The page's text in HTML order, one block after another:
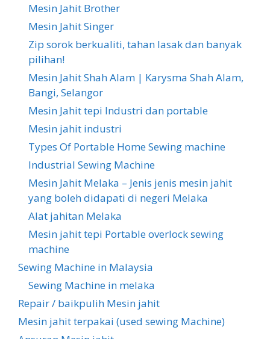
Mesin Jahit Brother
Mesin Jahit Singer
Zip sorok berkualiti, tahan lasak dan banyak
pilihan!
Mesin Jahit Shah Alam | Karysma Shah Alam,
Bangi, Selangor
Mesin Jahit tepi Industri dan portable
Mesin jahit industri
Types Of Portable Home Sewing machine
Industrial Sewing Machine
Mesin Jahit Melaka – Jenis jenis mesin jahit
yang boleh didapati di negeri Melaka
Alat jahitan Melaka
Mesin jahit tepi Portable overlock sewing
machine
Sewing Machine in Malaysia
Sewing Machine in melaka
Repair / baikpulih Mesin jahit
Mesin jahit terpakai (used sewing Machine)